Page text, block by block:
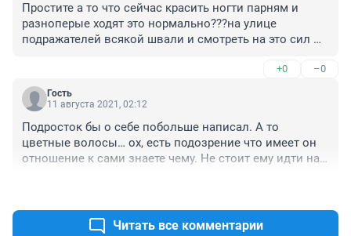
общаются своими компаниями.
Простите а то что сейчас красить ногти парням и
разноперые ходят это нормально???на улице
подражателей всякой швали и смотреть на это сил
+0 –0
Гость
11 августа 2021, 02:12
Подросток бы о себе побольше написал. А то
цветные волосы… ох, есть подозрение что имеет он
отношение к сами знаете чему. Не стоит ему идти на
Читать все комментарии